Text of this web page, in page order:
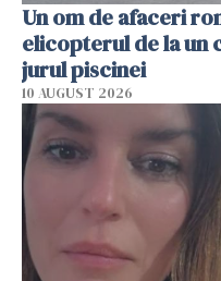
Un om de afaceri
elicopterul de la un
jurul piscinei
10 AUGUST 2026